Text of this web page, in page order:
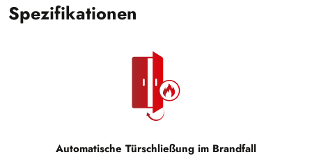
Spezifikationen
Automatische Türschließung im Brandfall